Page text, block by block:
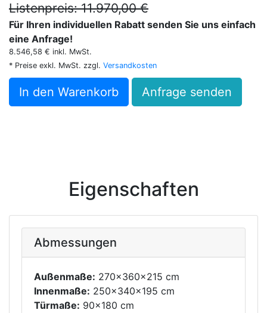
Listenpreis: 11.970,00 €
Für Ihren individuellen Rabatt senden Sie uns einfach
eine Anfrage!
8.546,58 € inkl. MwSt.
* Preise exkl. MwSt. zzgl. Versandkosten
In den Warenkorb Anfrage senden
Eigenschaften
Abmessungen
Außenmaße: 270x360x215 cm
Innenmaße: 250x340x195 cm
Türmaße: 90x180 cm